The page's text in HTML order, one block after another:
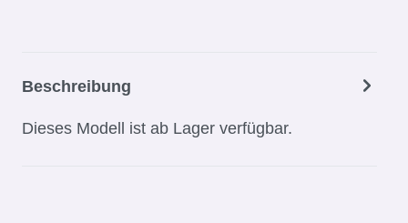
Beschreibung
Dieses Modell ist ab Lager verfügbar.